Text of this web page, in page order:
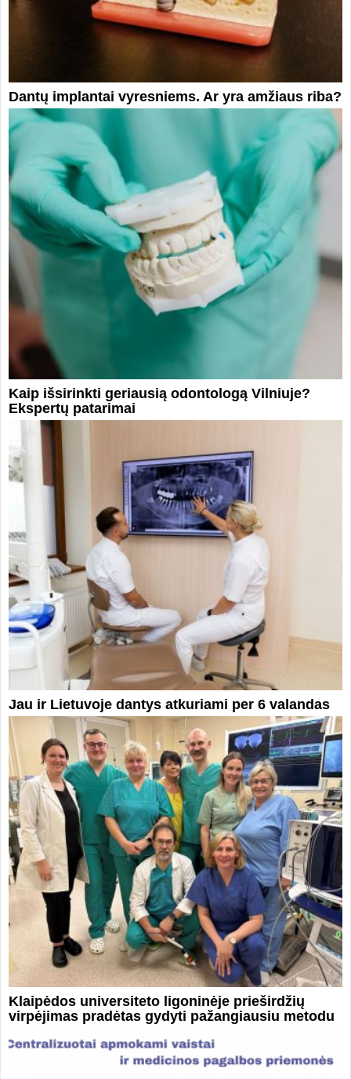
Dantų implantai vyresniems. Ar yra amžiaus riba?
Kaip išsirinkti geriausią odontologą Vilniuje?
Ekspertų patarimai
Jau ir Lietuvoje dantys atkuriami per 6 valandas
Klaipėdos universiteto ligoninėje prieširdžių
virpėjimas pradėtas gydyti pažangiausiu metodu